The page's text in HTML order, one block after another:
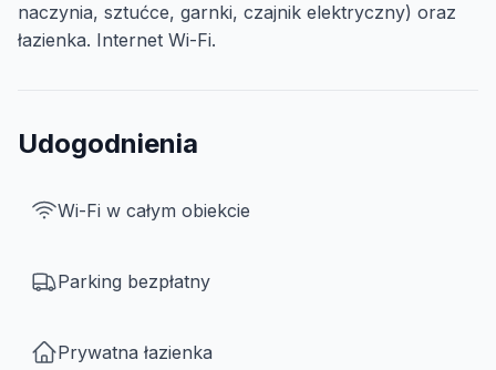
naczynia, sztućce, garnki, czajnik elektryczny) oraz
łazienka. Internet Wi-Fi.
Udogodnienia
Wi-Fi w całym obiekcie
Parking bezpłatny
Prywatna łazienka